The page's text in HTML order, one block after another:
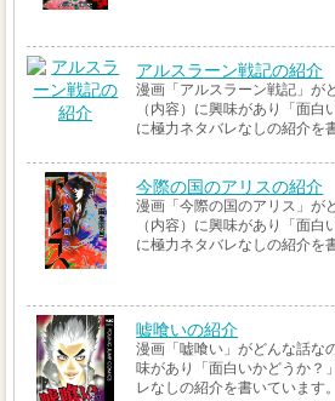
アルスラーン戦記の紹介
漫画「アルスラーン戦記」が
（内容）に興味があり「面
に極力ネタバレなしの紹介を
今際の国のアリスの紹介
漫画「今際の国のアリス」が
（内容）に興味があり「面
に極力ネタバレなしの紹介を
嘘喰いの紹介
漫画「嘘喰い」がどんな話な
味があり「面白いかどうか？
レなしの紹介を書いています。